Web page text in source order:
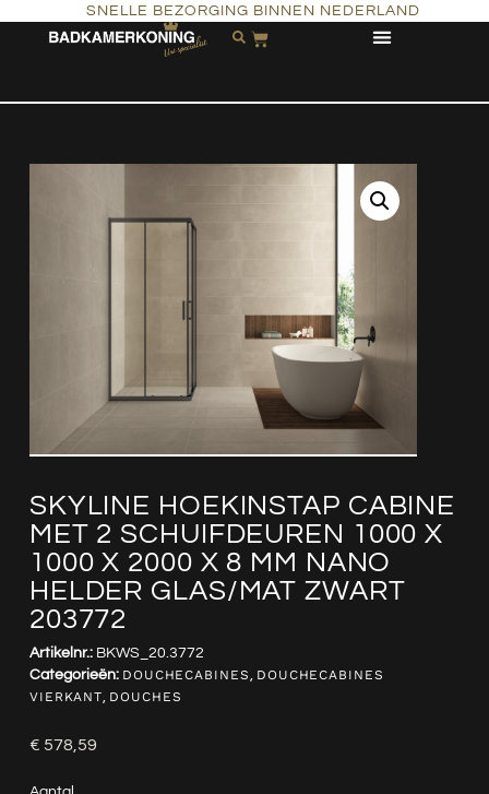
SNELLE BEZORGING BINNEN NEDERLAND
SKYLINE HOEKINSTAP CABINE
MET 2 SCHUIFDEUREN 1000 X
1000 X 2000 X 8 MM NANO
HELDER GLAS/MAT ZWART
203772
Artikelnr.: BKWS_20.3772
Categorieën: DOUCHECABINES, DOUCHECABINES
VIERKANT, DOUCHES
€ 578,59